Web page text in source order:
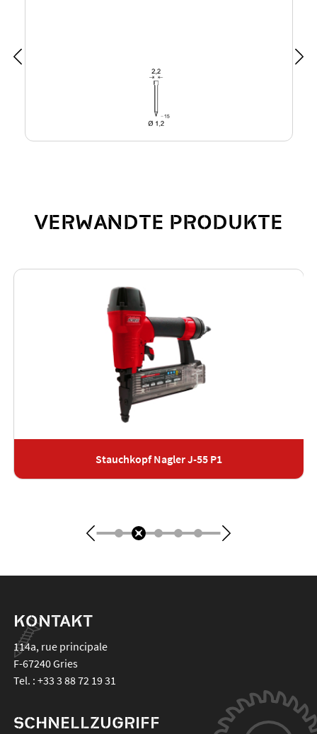
VERWANDTE PRODUKTE
Stauchkopf Nagler J-55 P1
KONTAKT
114a, rue principale
F-67240Gries
Tel. : +33 3 88 72 19 31
SCHNELLZUGRIFF